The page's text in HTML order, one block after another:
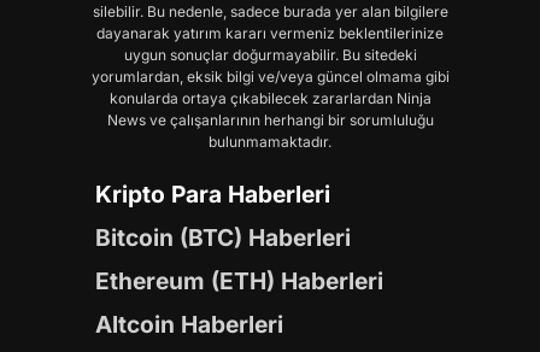
silebilir. Bu nedenle, sadece burada yer alan bilgilere
dayanarak yatırım kararı vermeniz beklentilerinize
uygun sonuçlar doğurmayabilir. Bu sitedeki
yorumlardan, eksik bilgi ve/veya güncel olmama gibi
konularda ortaya çıkabilecek zararlardan Ninja
News ve çalışanlarının herhangi bir sorumluluğu
bulunmamaktadır.
Kripto Para Haberleri
Bitcoin (BTC) Haberleri
Ethereum (ETH) Haberleri
Altcoin Haberleri